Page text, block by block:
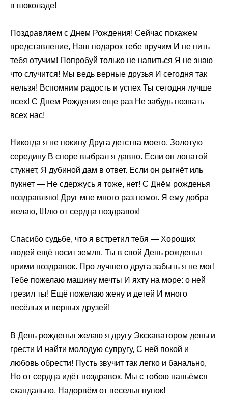
в шоколаде!
Поздравляем с Днем Рождения! Сейчас покажем
представление, Наш подарок тебе вручим И не пить
тебя отучим! Попробуй только не напиться Я не знаю
что случится! Мы ведь верные друзья И сегодня так
нельзя! Вспомним радость и успех Ты сегодня лучше
всех! С Днем Рождения еще раз Не забудь позвать
всех нас!
Никогда я не покину Друга детства моего. Золотую
середину В споре выбрал я давно. Если он лопатой
стукнет, Я дубиной дам в ответ. Если он рыгнёт иль
пукнет — Не сдержусь я тоже, нет! С Днём рожденья
поздравляю! Друг мне много раз помог. Я ему добра
желаю, Шлю от сердца поздравок!
Спасибо судьбе, что я встретил тебя — Хороших
людей ещё носит земля. Ты в свой День рожденья
прими поздравок. Про лучшего друга забыть я не мог!
Тебе пожелаю машину мечты И яхту на море: о ней
грезил ты! Ещё пожелаю жену и детей И много
весёлых и верных друзей!
В День рожденья желаю я другу Экскаватором деньги
грести И найти молодую супругу, С ней покой и
любовь обрести! Пусть звучит так легко и банально,
Но от сердца идёт поздравок. Мы с тобою напьёмся
скандально, Надорвём от веселья пупок!